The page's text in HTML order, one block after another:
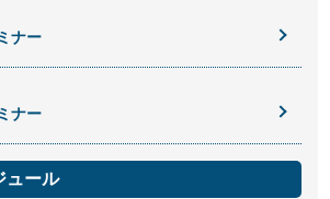
ナー
ナー
ュール